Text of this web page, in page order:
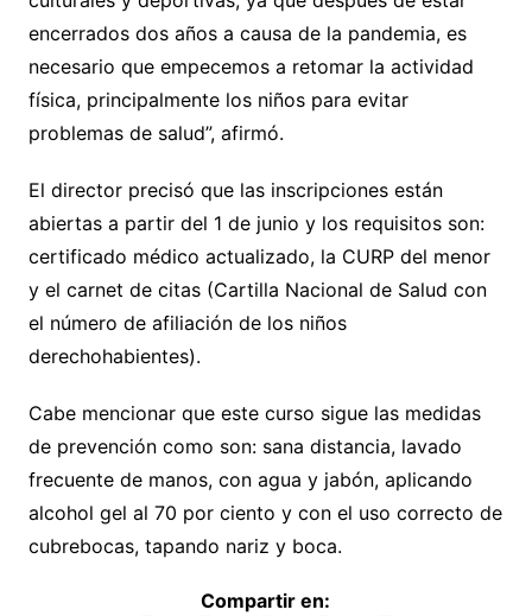
encerrados dos años a causa de la pandemia, es
necesario que empecemos a retomar la actividad
física, principalmente los niños para evitar
problemas de salud”, afirmó.
El director precisó que las inscripciones están
abiertas a partir del 1 de junio y los requisitos son:
certificado médico actualizado, la CURP del menor
y el carnet de citas (Cartilla Nacional de Salud con
el número de afiliación de los niños
derechohabientes).
Cabe mencionar que este curso sigue las medidas
de prevención como son: sana distancia, lavado
frecuente de manos, con agua y jabón, aplicando
alcohol gel al 70 por ciento y con el uso correcto de
cubrebocas, tapando nariz y boca.
Compartir en: